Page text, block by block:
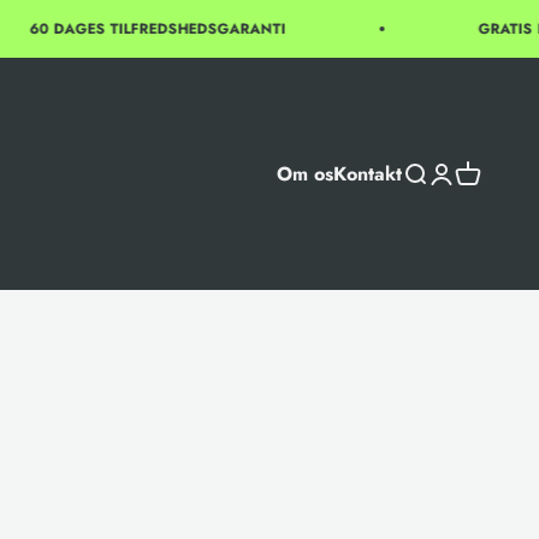
DAGES TILFREDSHEDSGARANTI GRATIS
Om osKontaktÅbnÅbnÅbn